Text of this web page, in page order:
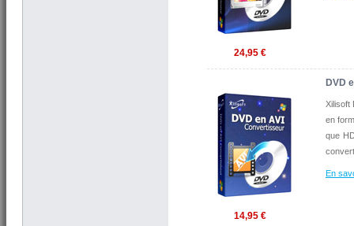
24,95 €
14,95 €
DVD
Xilisoft
en
que
En